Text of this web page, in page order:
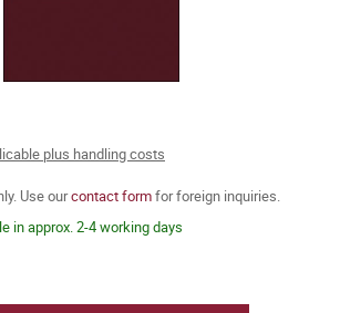
plus handling costs
Use ourcontact formfor foreign inquiries.
in approx. 2-4 working days